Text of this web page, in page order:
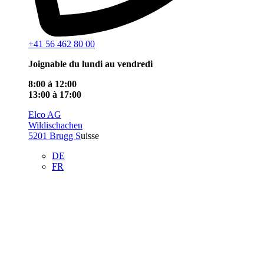
+41 56 462 80 00
Joignable du lundi au vendredi
8:00 à 12:00
13:00 à 17:00
Elco AG
Wildischachen
5201 Brugg Suisse
DE
FR